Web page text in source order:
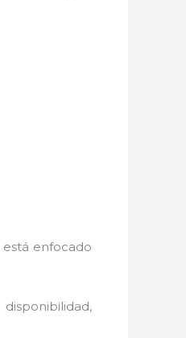
enfocado